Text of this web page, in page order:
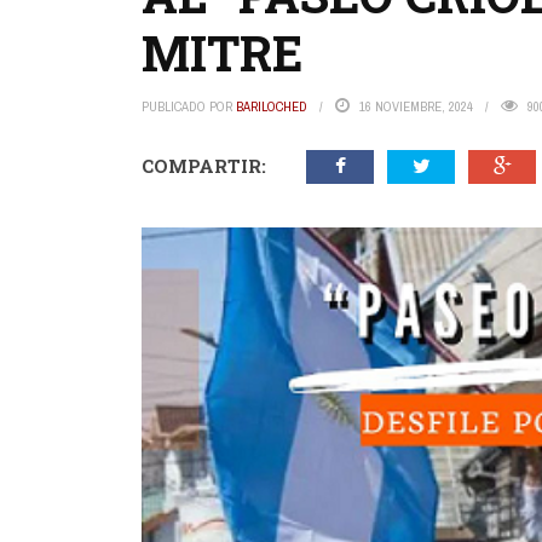
MITRE
PUBLICADO POR BARILOCHED 16 NOVIEMBRE, 2024
COMPARTIR: